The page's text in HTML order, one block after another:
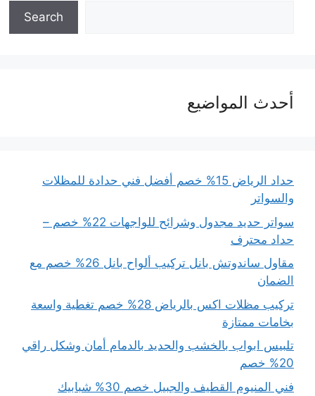
Search
أحدث المواضيع
حداد الرياض 15% خصم أفضل فني حدادة للمظلات
والسواتر
سواتر حديد مجدول وشرائح للواجهات 22% خصم –
حداد محترف
مقاول ساندوتش بانل تركيب ألواح بانل 26% خصم مع
الضمان
تركيب مظلات اكس بالرياض 28% خصم تغطية واسعة
بخامات ممتازة
تلبيس ابواب بالخشب والحديد بالدمام أمان وشكل راقي
20% خصم
فني المنيوم القطيف والجبيل خصم 30% شبابيك